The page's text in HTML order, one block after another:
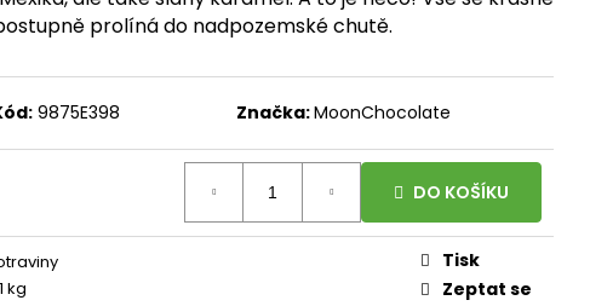
prolíná do nadpozemské chutě.
9875E398 Značka:MoonChocolate
DO KOŠÍKU
kg
Tisk
Zeptat se
DÁVKA D3 A
FORMA K2 JAKO MK-7